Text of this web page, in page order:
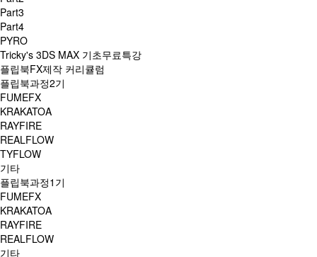
Part3
Part4
PYRO
Tricky's 3DS MAX 기초무료특강
플립북FX제작 커리큘럼
플립북과정2기
FUMEFX
KRAKATOA
RAYFIRE
REALFLOW
TYFLOW
기타
플립북과정1기
FUMEFX
KRAKATOA
RAYFIRE
REALFLOW
기타